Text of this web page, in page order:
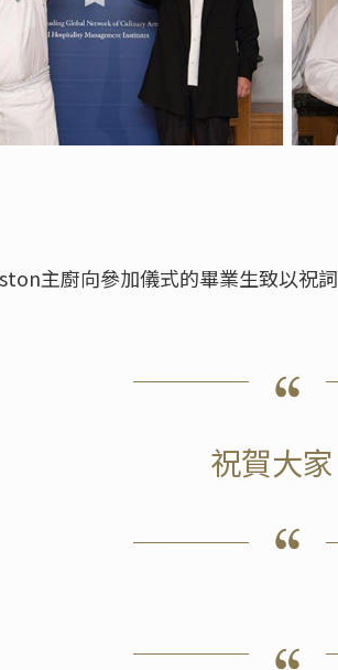
主廚向參加儀式的畢業生致以祝
祝賀大家